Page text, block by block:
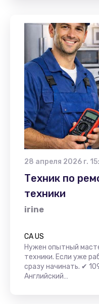
28 апреля 2026 г.
Техник по
техники
irine
CA US
Нужен опытный
техники. Если уже
сразу начинать. ✔
Английский…